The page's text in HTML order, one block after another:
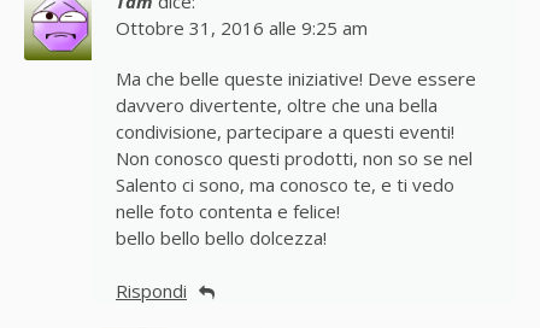
Ottobre 31, 2016 alle 9:25 am
Ma che belle queste iniziative! Deve essere
davvero divertente, oltre che una bella
condivisione, partecipare a questi eventi!
Non conosco questi prodotti, non so se nel
Salento ci sono, ma conosco te, e ti vedo
nelle foto contenta e felice!
bello bello bello dolcezza!
Rispondi